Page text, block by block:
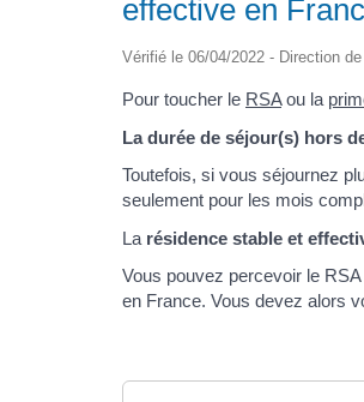
effective en
Vérifié le 06/04/2022 - Direction
Pour toucher le RSAou la
La durée de séjour(s) hors
Toutefois, si vous séjournez
seulement pour les mois
La résidence stable et
Vous pouvez percevoir le
en France. Vous devez alors